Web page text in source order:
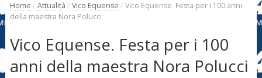
Home / Attualità / Vico Equense / Vico Equense. Festa per i 100 anni
della maestra Nora Polucci
Vico Equense. Festa per i 100
anni della maestra Nora Polucci